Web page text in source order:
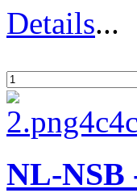
Details...
NL-NSB